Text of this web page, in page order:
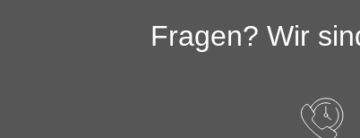
Fragen? Wir